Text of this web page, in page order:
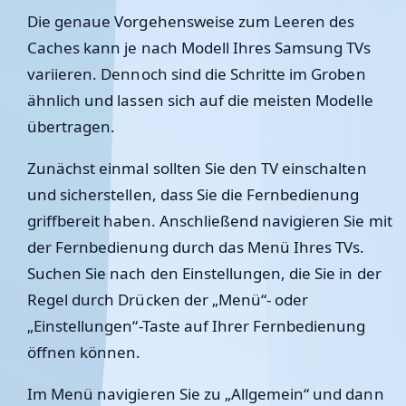
Die genaue Vorgehensweise zum Leeren des
Caches kann je nach Modell Ihres Samsung TVs
variieren. Dennoch sind die Schritte im Groben
ähnlich und lassen sich auf die meisten Modelle
übertragen.
Zunächst einmal sollten Sie den TV einschalten
und sicherstellen, dass Sie die Fernbedienung
griffbereit haben. Anschließend navigieren Sie mit
der Fernbedienung durch das Menü Ihres TVs.
Suchen Sie nach den Einstellungen, die Sie in der
Regel durch Drücken der „Menü“- oder
„Einstellungen“-Taste auf Ihrer Fernbedienung
öffnen können.
Im Menü navigieren Sie zu „Allgemein“ und dann